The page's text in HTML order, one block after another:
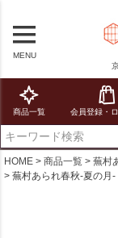
MENU
商品一覧 会員登録・
HOME 商品一覧
蕪村
蕪村あられ春秋-夏の月